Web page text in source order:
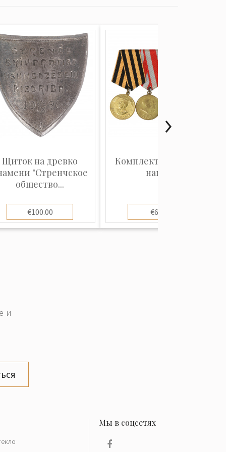
Щиток на древко
"Стренчское
общество...
€100.00
Комплект Советских
наград
€60.00
и